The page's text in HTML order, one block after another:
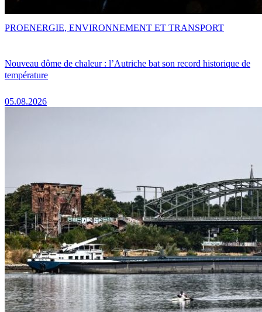
Nouveau dôme de chaleur : l’Autriche bat son record historique de
température
05.08.2026
PROENERGIE, ENVIRONNEMENT ET TRANSPORT